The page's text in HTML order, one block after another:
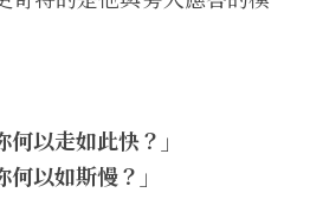
以走如此快？」
以如斯慢？」